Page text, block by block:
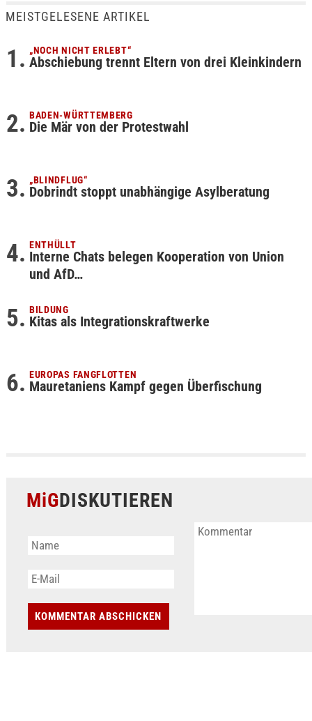
MEISTGELESENE ARTIKEL
„NOCH NICHT ERLEBT“
Abschiebung trennt Eltern von drei Kleinkindern
BADEN-WÜRTTEMBERG
Die Mär von der Protestwahl
„BLINDFLUG“
Dobrindt stoppt unabhängige Asylberatung
ENTHÜLLT
Interne Chats belegen Kooperation von Union
und AfD…
BILDUNG
Kitas als Integrationskraftwerke
EUROPAS FANGFLOTTEN
Mauretaniens Kampf gegen Überfischung
MiGDISKUTIEREN